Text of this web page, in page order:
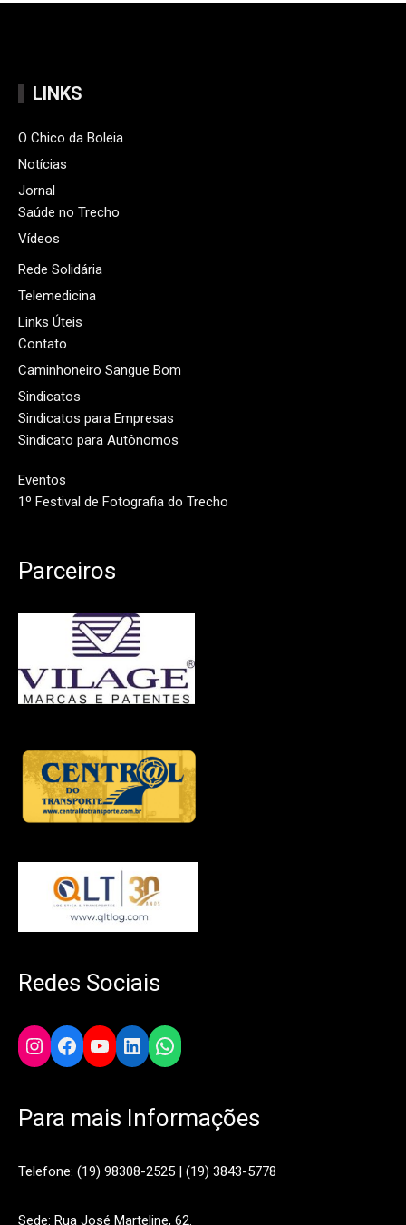
LINKS
O Chico da Boleia
Notícias
Jornal
Saúde no Trecho
Vídeos
Rede Solidária
Telemedicina
Links Úteis
Contato
Caminhoneiro Sangue Bom
Sindicatos
Sindicatos para Empresas
Sindicato para Autônomos
Eventos
1º Festival de Fotografia do Trecho
Parceiros
Redes Sociais
Instagram
Facebook
YouTube
LinkedIn
WhatsApp
Para mais Informações
Telefone: (19) 98308-2525 | (19) 3843-5778
Sede: Rua José Marteline, 62.